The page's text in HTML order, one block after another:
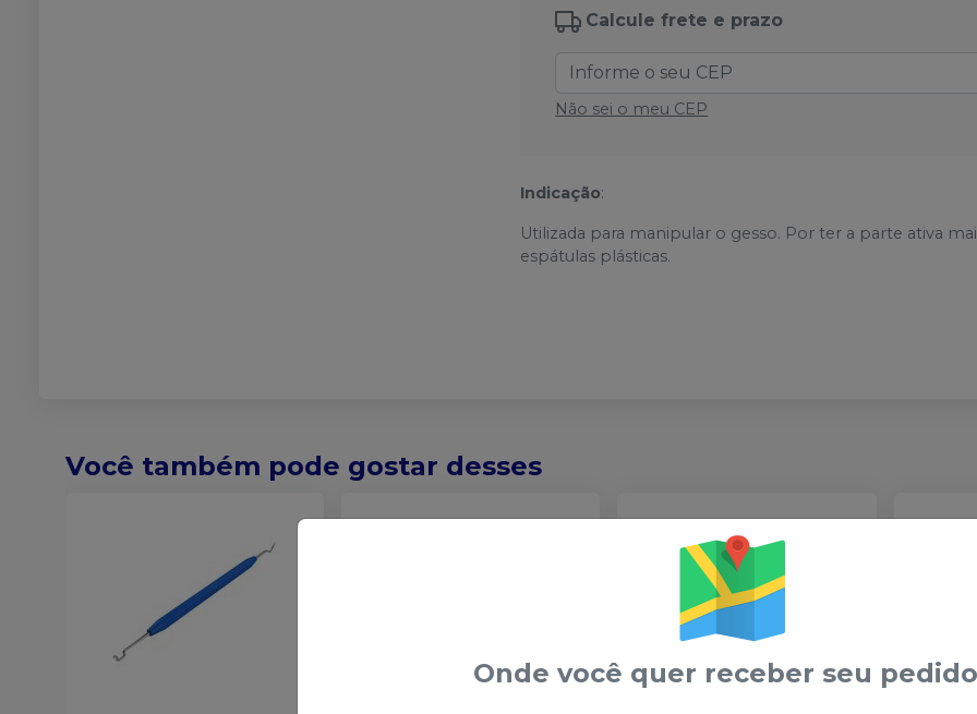
Calcule frete e prazo
Não sei o meu CEP
Indicação:
Utilizada para manipular o gesso. Por ter a parte ativa
espátulas plásticas.
Você também pode gostar desses
Onde você quer receber seu